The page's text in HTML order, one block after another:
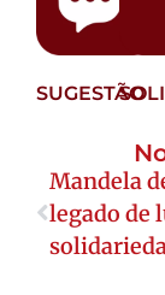
SUGESTÃO
Mandela
legado de